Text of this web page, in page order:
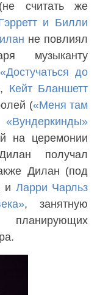
считать же
и Билли
не повлиял
музыканту
«Достучаться до
Кейт Бланшетт
(«Меня там
«Вундеркинды»
на церемонии
получал
Дилан (под
и Ларри Чарльз
, занятную